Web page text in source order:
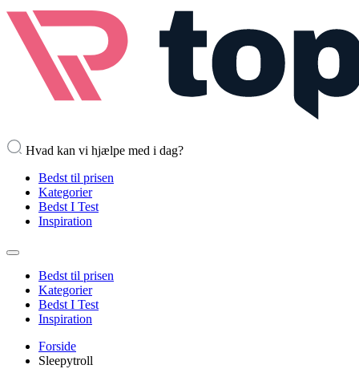
Hvad kan vi hjælpe med i dag?
Bedst til prisen
Kategorier
Bedst I Test
Inspiration
Bedst til prisen
Kategorier
Bedst I Test
Inspiration
Forside
Sleepytroll